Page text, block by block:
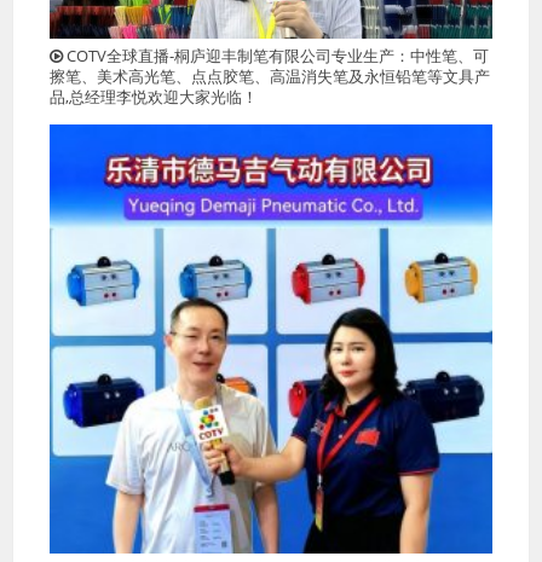
COTV全球直播-桐庐迎丰制笔有限公司专业生产：中性笔、可
擦笔、美术高光笔、点点胶笔、高温消失笔及永恒铅笔等文具产
品,总经理李悦欢迎大家光临！